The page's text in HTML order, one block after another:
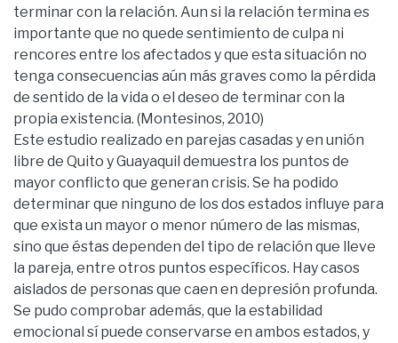
terminar con la relación. Aun si la relación termina es
importante que no quede sentimiento de culpa ni
rencores entre los afectados y que esta situación no
tenga consecuencias aún más graves como la pérdida
de sentido de la vida o el deseo de terminar con la
propia existencia. (Montesinos, 2010)
Este estudio realizado en parejas casadas y en unión
libre de Quito y Guayaquil demuestra los puntos de
mayor conflicto que generan crisis. Se ha podido
determinar que ninguno de los dos estados influye para
que exista un mayor o menor número de las mismas,
sino que éstas dependen del tipo de relación que lleve
la pareja, entre otros puntos específicos. Hay casos
aislados de personas que caen en depresión profunda.
Se pudo comprobar además, que la estabilidad
emocional sí puede conservarse en ambos estados, y